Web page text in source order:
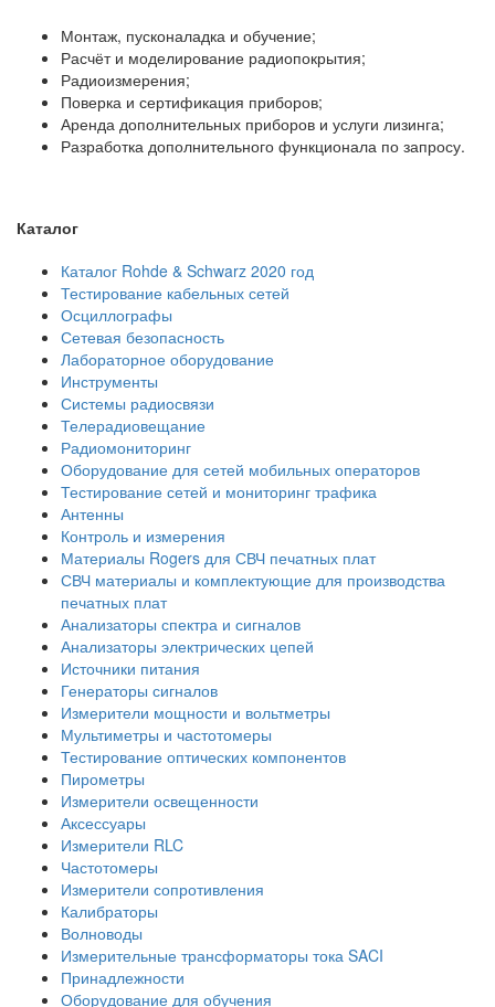
Монтаж, пусконаладка и обучение;
Расчёт и моделирование радиопокрытия;
Радиоизмерения;
Поверка и сертификация приборов;
Аренда дополнительных приборов и услуги лизинга;
Разработка дополнительного функционала по запросу.
Каталог
Каталог Rohde & Schwarz 2020 год
Тестирование кабельных сетей
Осциллографы
Сетевая безопасность
Лабораторное оборудование
Инструменты
Системы радиосвязи
Телерадиовещание
Радиомониторинг
Оборудование для сетей мобильных операторов
Тестирование сетей и мониторинг трафика
Антенны
Контроль и измерения
Материалы Rogers для СВЧ печатных плат
СВЧ материалы и комплектующие для производства
печатных плат
Анализаторы спектра и сигналов
Анализаторы электрических цепей
Источники питания
Генераторы сигналов
Измерители мощности и вольтметры
Мультиметры и частотомеры
Тестирование оптических компонентов
Пирометры
Измерители освещенности
Аксессуары
Измерители RLC
Частотомеры
Измерители сопротивления
Калибраторы
Волноводы
Измерительные трансформаторы тока SACI
Принадлежности
Оборудование для обучения